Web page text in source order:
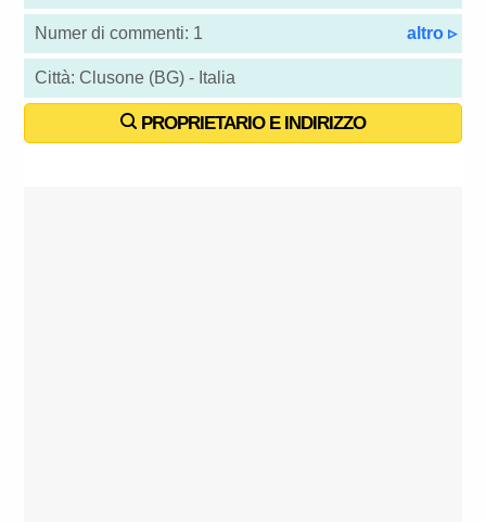
Numer di commenti: 1 altro ▹
Città: Clusone (BG) - Italia
PROPRIETARIO E INDIRIZZO